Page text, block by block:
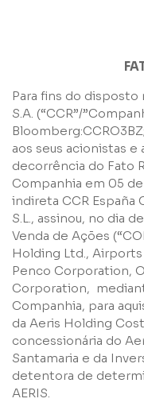
Para fins do disposto
S.A. (“CCR”/
aos seus acionistas
decorrência do Fato
Companhia em 05
indireta CCR España
S.L., assinou, no dia
Venda de Ações
Holding Ltd., Airports
Penco Corporation,
Corporation,
Companhia, para
da Aeris Holding
concessionária do
Santamaria e da
detentora de
AERIS.
Nome
E-mail